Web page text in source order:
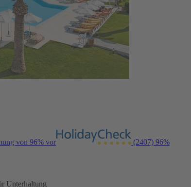
von 96% vor (2407) 96%
Unterhaltung